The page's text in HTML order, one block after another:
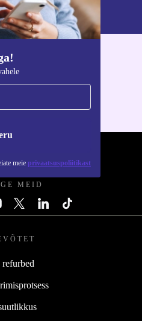
meie privaatsuspoliitikast
rakendus
jaoks
MEID